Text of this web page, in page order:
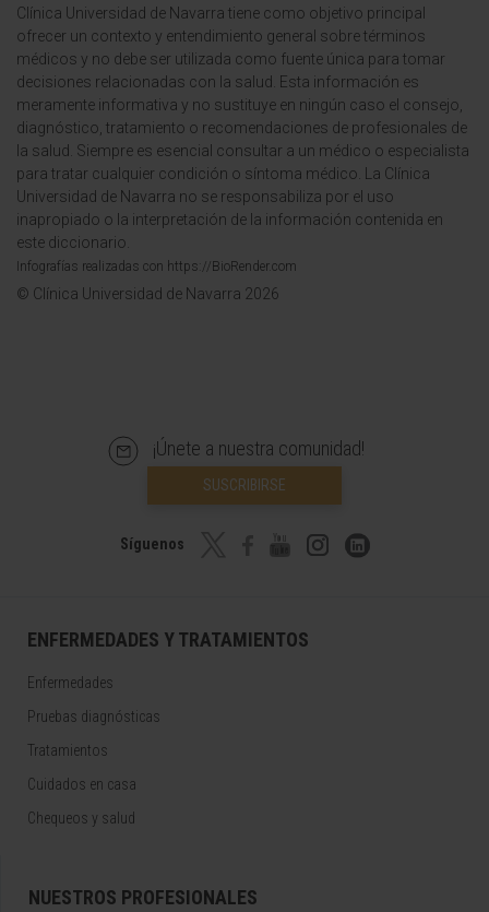
Clínica Universidad de Navarra tiene como objetivo principal
ofrecer un contexto y entendimiento general sobre términos
médicos y no debe ser utilizada como fuente única para tomar
decisiones relacionadas con la salud. Esta información es
meramente informativa y no sustituye en ningún caso el consejo,
diagnóstico, tratamiento o recomendaciones de profesionales de
la salud. Siempre es esencial consultar a un médico o especialista
para tratar cualquier condición o síntoma médico. La Clínica
Universidad de Navarra no se responsabiliza por el uso
inapropiado o la interpretación de la información contenida en
este diccionario.
Infografías realizadas con https://BioRender.com
© Clínica Universidad de Navarra 2026
¡Únete a nuestra comunidad!
SUSCRIBIRSE
Síguenos
ENFERMEDADES Y TRATAMIENTOS
Enfermedades
Pruebas diagnósticas
Tratamientos
Cuidados en casa
Chequeos y salud
NUESTROS PROFESIONALES